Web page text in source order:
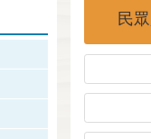
民